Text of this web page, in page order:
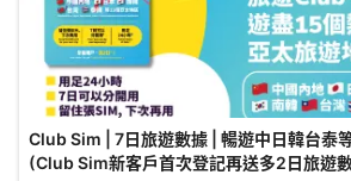
Club Sim | 7日旅遊數據 | 暢遊中日韓台泰
(Club Sim新客戶首次登記再送多2日旅遊